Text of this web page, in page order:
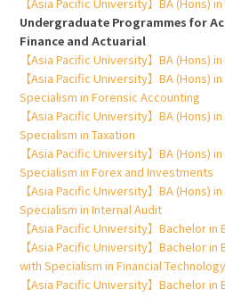
Undergraduate Programmes for
Finance and Actuarial
【Asia Pacific University】BA (Hons)
【Asia Pacific University】BA (Hons)
Specialism in Forensic Accounting
【Asia Pacific University】BA (Hons)
Specialism in Taxation
【Asia Pacific University】BA (Hons)
Specialism in Forex and Investments
【Asia Pacific University】BA (Hons)
Specialism in Internal Audit
【Asia Pacific University】Bachelor in
【Asia Pacific University】Bachelor in
with Specialism in Financial Technology
【Asia Pacific University】Bachelor in